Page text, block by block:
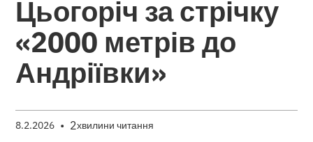
Цьогоріч за стрічку
«2000 метрів до
Андріївки»
8.2.2026 • 2хвилини читання